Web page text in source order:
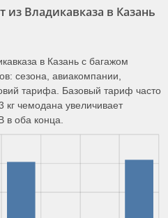
из Владикавказа в Казань
в Казань с багажом
сезона, авиакомпании,
тарифа. Базовый тариф часто
чемодана увеличивает
в оба конца.